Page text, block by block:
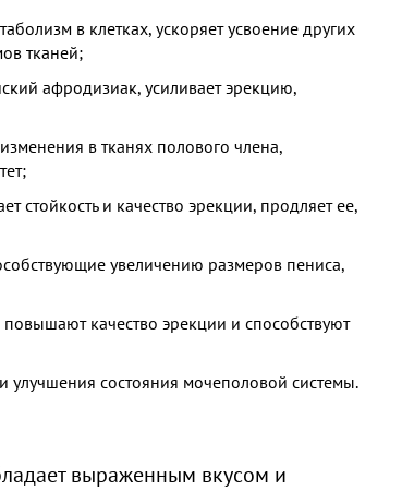
в клетках, ускоряет усвоение других
тканей;
афродизиак, усиливает эрекцию,
в тканях полового члена,
стойкость и качество эрекции, продляет ее,
увеличению размеров пениса,
качество эрекции и способствуют
состояния мочеполовой системы.
выраженным вкусом и